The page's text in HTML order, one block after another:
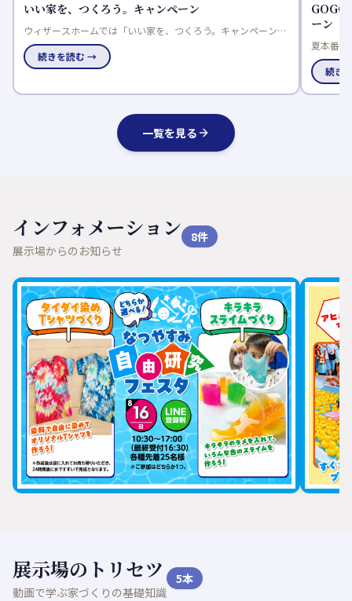
いい家を、つくろう。キャンペーン
ウィザースホームでは「いい家を、つくろう。キャンペーン」
を開催。期間中、対象展示場へ事前予約のうえ見学された方
に、各展示場先着25組限定でAmazonギフトカードをプレゼン
続きを読む →
GOGO
ーン
夏本番
いを体
認できる
続き
一覧を見る
インフォメーション
展示場からのお知らせ
8件
展示場のトリセツ
動画で学ぶ家づくりの基礎知識
5本